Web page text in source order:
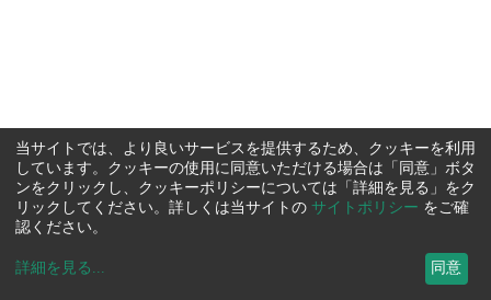
当サイトでは、より良いサービスを提供するため、クッキーを利用
しています。クッキーの使用に同意いただける場合は「同意」ボタ
ンをクリックし、クッキーポリシーについては「詳細を見る」をク
リックしてください。詳しくは当サイトの サイトポリシー をご確
認ください。
詳細を見る ... 同意